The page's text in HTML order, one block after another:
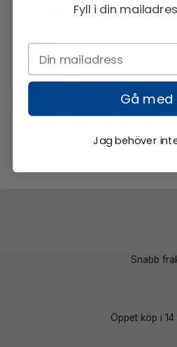
Tillverkad i Sri Lanka.
Vikt
629 g (22,2 oz).
Maskintvätt kallt, använd ej
Snabb
Öppet köp i
Fyll i din
Gå med
Jag behöver